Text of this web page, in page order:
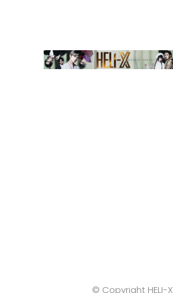
© Copyright HELI-X